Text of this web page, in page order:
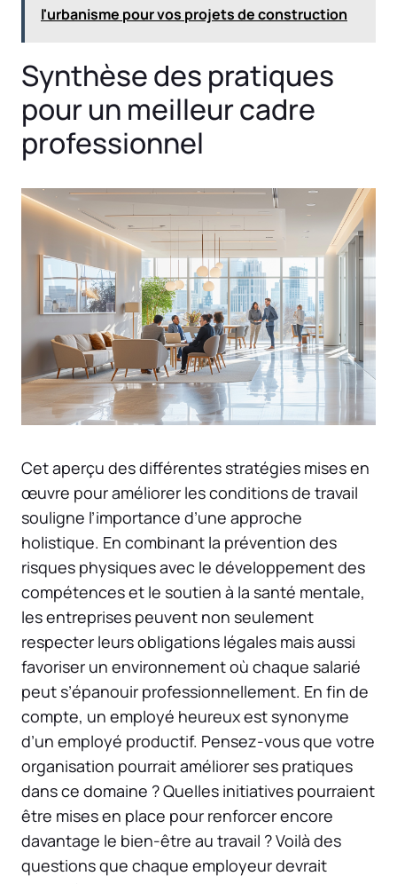
l'urbanisme pour vos projets de construction
Synthèse des pratiques
pour un meilleur cadre
professionnel
Cet aperçu des différentes stratégies mises en
œuvre pour améliorer les conditions de travail
souligne l’importance d’une approche
holistique. En combinant la prévention des
risques physiques avec le développement des
compétences et le soutien à la santé mentale,
les entreprises peuvent non seulement
respecter leurs obligations légales mais aussi
favoriser un environnement où chaque salarié
peut s’épanouir professionnellement. En fin de
compte, un employé heureux est synonyme
d’un employé productif. Pensez-vous que votre
organisation pourrait améliorer ses pratiques
dans ce domaine ? Quelles initiatives pourraient
être mises en place pour renforcer encore
davantage le bien-être au travail ? Voilà des
questions que chaque employeur devrait